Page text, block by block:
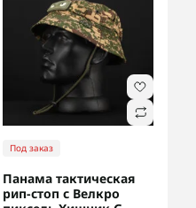
Под заказ
Панама тактическая
рип-стоп с Велкро